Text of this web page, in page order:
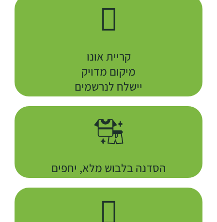
קריית אונו
מיקום מדויק
יישלח לנרשמים
הסדנה בלבוש מלא, יחפים